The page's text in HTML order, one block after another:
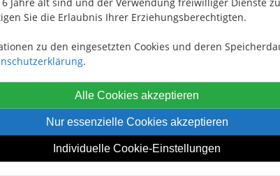
Sie die Erlaubnis Ihrer Erziehungsberechtigten.
zu den eingesetzten Cookies und deren
.
Alle Cookies akzeptieren
Nur essenzielle Cookies akzeptieren
Individuelle Cookie-Einstellungen
Versicherungen abgedeckt. Bei der Buchung
denken!